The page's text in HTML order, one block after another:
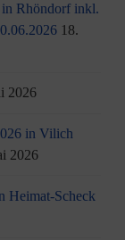
in Rhöndorf inkl.
18.
2026
in Vilich
2026
Heimat-Scheck